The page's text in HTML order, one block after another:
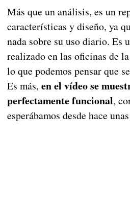
Más que un análisis, es un
características y diseño, ya
nada sobre su uso diario. Es
realizado en las oficinas de
lo que podemos pensar que
Es más, en el vídeo se
perfectamente funcional,
esperábamos desde hace